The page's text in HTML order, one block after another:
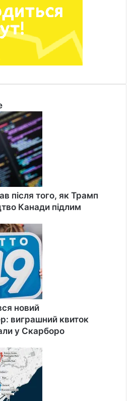
після того, як Трамп
Канади підлим
новий
виграшний квиток
у Скарборо